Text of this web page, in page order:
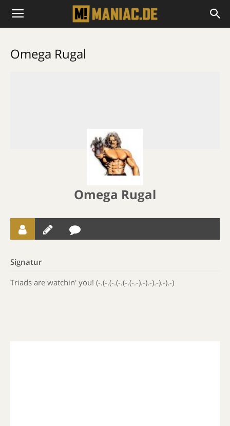
Omega Rugal
Omega Rugal
Signatur
Triads are watchin' you! (-.(-.(-.(-.(-.(-.-).-).-).-).-).-)